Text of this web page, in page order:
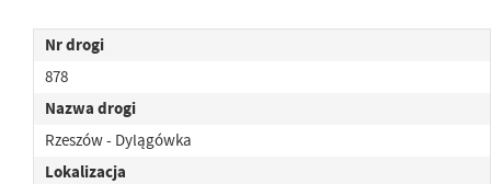
Nr drogi
878
Nazwa drogi
Rzeszów - Dylągówka
Lokalizacja